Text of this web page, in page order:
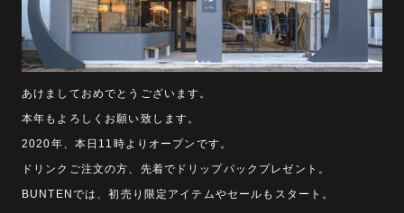
あけましておめでとうございます。
本年もよろしくお願い致します。
2020年、本日11時よりオープンです。
ドリンクご注文の方、先着でドリップパックプレゼント。
BUNTENでは、初売り限定アイテムやセールもスタート。